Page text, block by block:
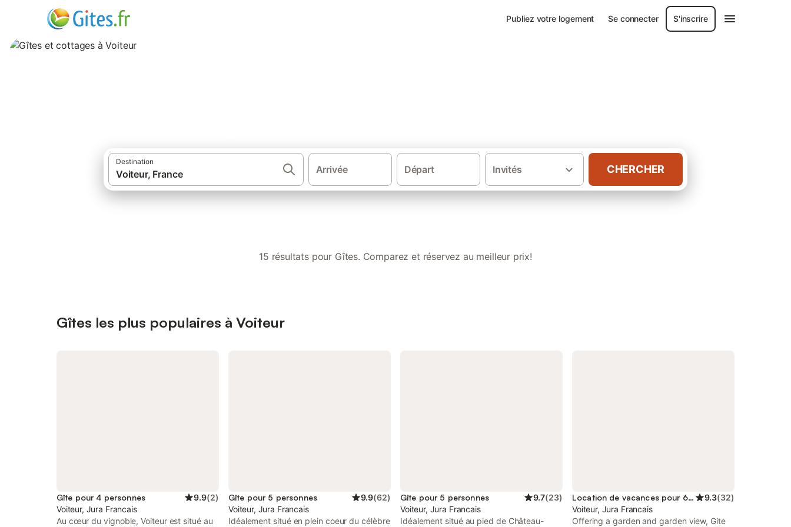
Publiez votre logement Se connecter S'inscrire
Destination
Arrivée Départ Invités CHERCHER
15 résultats pour Gîtes. Comparez et réservez au meilleur prix!
Gîtes les plus populaires à Voiteur
Gîte pour 4 personnes 9.9(2)
Voiteur, Jura Francais
Au cœur du vignoble, Voiteur est situé au
Gîte pour 5 personnes 9.9(62)
Voiteur, Jura Francais
Idéalement situé en plein coeur du célèbre
Gîte pour 5 personnes 9.7(23)
Voiteur, Jura Francais
Idéalement situé au pied de Château-
Location de vacances pour 6 personnes 9.3(32)
Voiteur, Jura Francais
Offering a garden and garden view, Gite